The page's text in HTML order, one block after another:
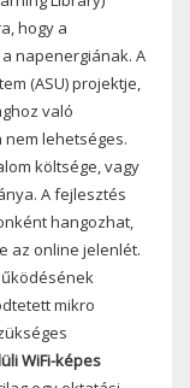
hogy a
napenergiának. A
(ASU) projektje,
való
lehetséges.
költsége, vagy
A fejlesztés
hangozhat,
az online jelenlét.
mikro
WiFi-képes